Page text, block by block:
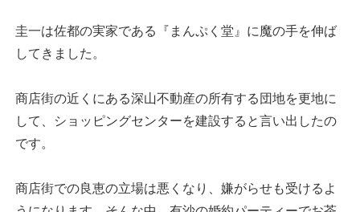
圭一は佐都の実家である『まんぷく堂』に魔の手を伸ば
してきました。
商店街の近くにある深山不動産の所有する団地を更地に
して、ショッピングセンターを建設すると言い出したの
です。
商店街での良恵の立場は悪くなり、嫌がらせも受けるよ